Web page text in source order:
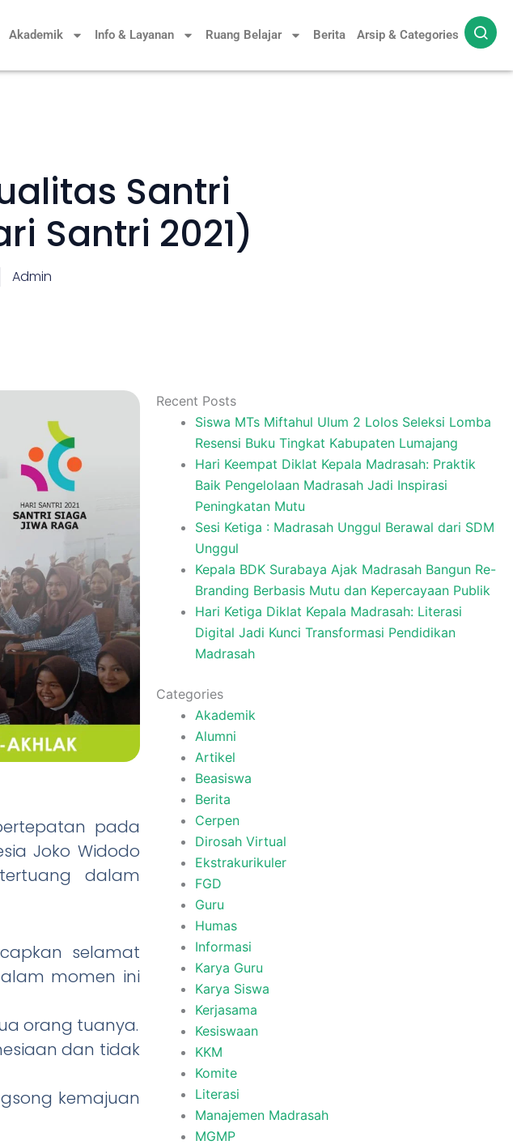
Akademik Info & Layanan Ruang Belajar Berita Arsip & Categories
Santri
Santri 2021)
Admin
pada
Joko Widodo
dalam
selamat
momen ini
orang tuanya.
dan tidak
kemajuan
Recent Posts
Siswa MTs Miftahul Ulum 2 Lolos Seleksi Lomba
Resensi Buku Tingkat Kabupaten Lumajang
Hari Keempat Diklat Kepala Madrasah: Praktik
Baik Pengelolaan Madrasah Jadi Inspirasi
Peningkatan Mutu
Sesi Ketiga : Madrasah Unggul Berawal dari SDM
Unggul
Kepala BDK Surabaya Ajak Madrasah Bangun Re-
Branding Berbasis Mutu dan Kepercayaan Publik
Hari Ketiga Diklat Kepala Madrasah: Literasi
Digital Jadi Kunci Transformasi Pendidikan
Madrasah
Categories
Akademik
Alumni
Artikel
Beasiswa
Berita
Cerpen
Dirosah Virtual
Ekstrakurikuler
FGD
Guru
Humas
Informasi
Karya Guru
Karya Siswa
Kerjasama
Kesiswaan
KKM
Komite
Literasi
Manajemen Madrasah
MGMP